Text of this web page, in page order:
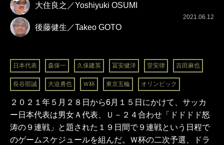
大住良之／Yoshiyuki OSUMI
後藤健生／Takeo GOTO
2021.06.12
日本代表 森保一 久保建英 冨安健洋 堂安律 吉田麻也
長谷部誠 大迫勇也 Ｗ杯 東京五輪 オリンピック
２０２１年５月２８日から6月１５日にかけて、サッカ
ー日本代表は男女Ａ代表、Ｕ－２４合わせ「ドドドド怒
涛の９連戦」と題された１９日間で９連戦という日程で
のゲームスケジュールを組んだ。Ｗ杯の二次予選、ドラ